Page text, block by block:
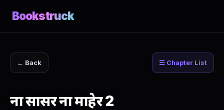
Bookstruck
← Back ☰ Chapter List
ना सासर ना माहेर 2